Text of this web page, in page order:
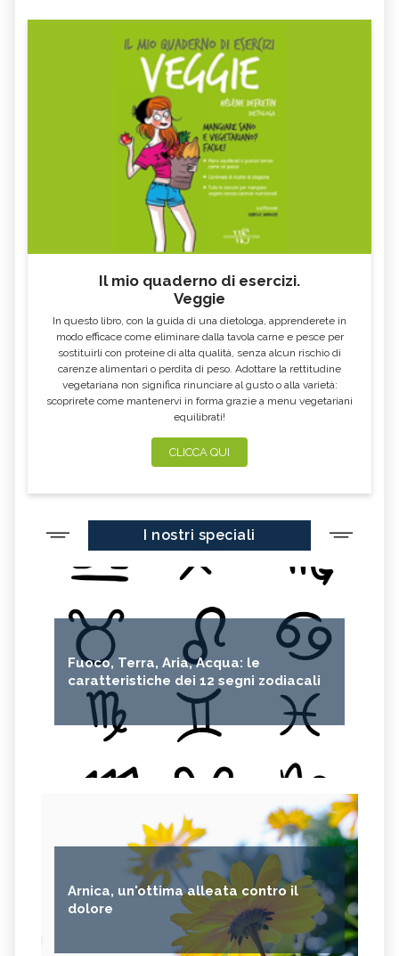
Il mio quaderno di esercizi.
Veggie
In questo libro, con la guida di una dietologa, apprenderete in
modo efficace come eliminare dalla tavola carne e pesce per
sostituirli con proteine di alta qualità, senza alcun rischio di
carenze alimentari o perdita di peso. Adottare la rettitudine
vegetariana non significa rinunciare al gusto o alla varietà:
scoprirete come mantenervi in forma grazie a menu vegetariani
equilibrati!
CLICCA QUI
I nostri speciali
Fuoco, Terra, Aria, Acqua: le
caratteristiche dei 12 segni zodiacali
Arnica, un'ottima alleata contro il
dolore